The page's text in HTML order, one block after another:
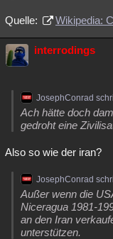
Quelle: Wikipedia:
interrodings
JosephConrad
Ach hätte doch
gedroht eine
Also so wie der iran?
JosephConrad
Außer wenn die
Niceragua 1981-
an den Iran
unterstützen.